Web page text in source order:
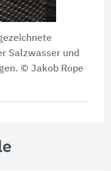
Salzwasser und
© Jakob Rope